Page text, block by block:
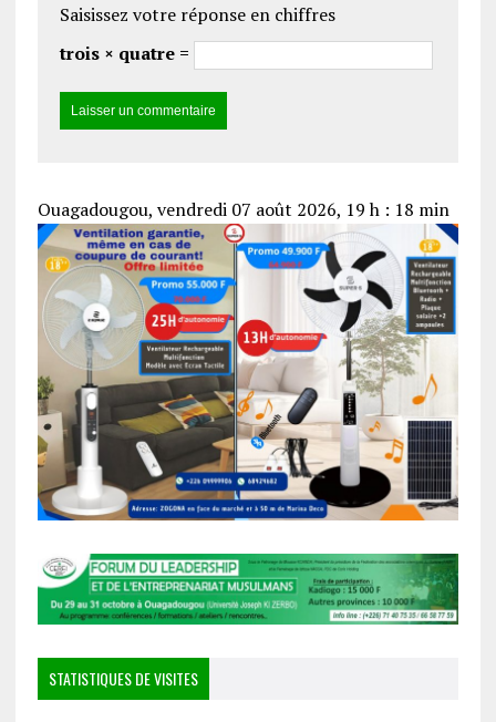
Saisissez votre réponse en chiffres
trois × quatre =
Ouagadougou, vendredi 07 août 2026, 19 h : 18 min
STATISTIQUES DE VISITES